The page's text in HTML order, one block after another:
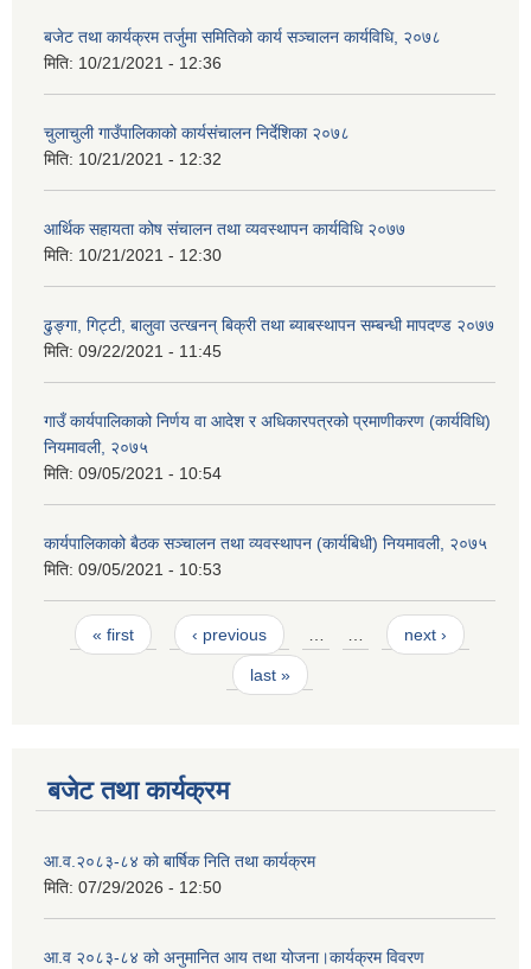
बजेट तथा कार्यक्रम तर्जुमा समितिको कार्य सञ्चालन कार्यविधि, २०७८
मिति: 10/21/2021 - 12:36
चुलाचुली गाउँपालिकाको कार्यसंचालन निर्देशिका २०७८
मिति: 10/21/2021 - 12:32
आर्थिक सहायता कोष संचालन तथा व्यवस्थापन कार्यविधि २०७७
मिति: 10/21/2021 - 12:30
ढुङ्गा, गिट्टी, बालुवा उत्खनन् बिक्री तथा ब्याबस्थापन सम्बन्धी मापदण्ड २०७७
मिति: 09/22/2021 - 11:45
गाउँ कार्यपालिकाको निर्णय वा आदेश र अधिकारपत्रको प्रमाणीकरण (कार्यविधि)
नियमावली, २०७५
मिति: 09/05/2021 - 10:54
कार्यपालिकाको बैठक सञ्चालन तथा व्यवस्थापन (कार्यबिधी) नियमावली, २०७५
मिति: 09/05/2021 - 10:53
Pages
« first ‹ previous next ›
last »
बजेट तथा कार्यक्रम
आ.व.२०८३-८४ को बार्षिक निति तथा कार्यक्रम
मिति: 07/29/2026 - 12:50
आ.व २०८३-८४ को अनुमानित आय तथा योजना।कार्यक्रम विवरण